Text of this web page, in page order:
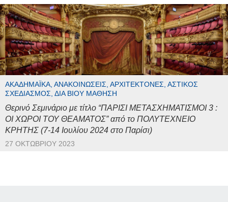
ΑΚΑΔΗΜΑΪΚΆ, ΑΝΑΚΟΙΝΏΣΕΙΣ, ΑΡΧΙΤΈΚΤΟΝΕΣ, ΑΣΤΙΚΌΣ
ΣΧΕΔΙΑΣΜΌΣ, ΔΙΆ ΒΊΟΥ ΜΆΘΗΣΗ
Θερινό Σεμινάριο με τίτλο “ΠΑΡΙΣΙ ΜΕΤΑΣΧΗΜΑΤΙΣΜΟΙ 3 :
ΟΙ ΧΩΡΟΙ ΤΟΥ ΘΕΑΜΑΤΟΣ” από το ΠΟΛΥΤΕΧΝΕΙΟ
ΚΡΗΤΗΣ (7-14 Ιουλίου 2024 στο Παρίσι)
27 ΟΚΤΩΒΡΊΟΥ 2023